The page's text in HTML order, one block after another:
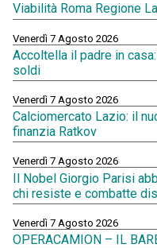
Viabilità Roma Regione
Venerdì 7 Agosto 2026
Accoltella il padre in
soldi
Venerdì 7 Agosto 2026
Calciomercato Lazio: il
finanzia Ratkov
Venerdì 7 Agosto 2026
Il Nobel Giorgio Parisi
chi resiste e combatte
Venerdì 7 Agosto 2026
OPERACAMION – IL